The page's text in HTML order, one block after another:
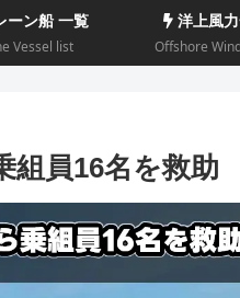
ーン船 一覧
Vessel list
洋上風
Offshore
組員16名を救助